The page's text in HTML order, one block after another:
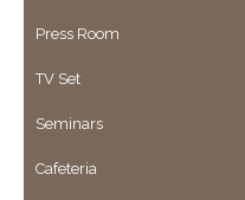
Press Room
TV Set
Seminars
Cafeteria